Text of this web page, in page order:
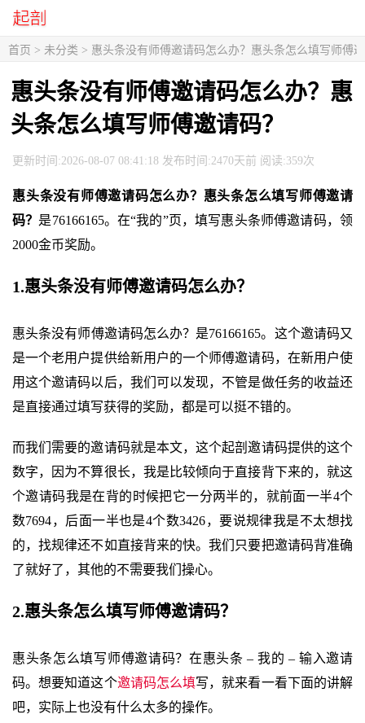
首页 > 未分类 > 惠头条没有师傅邀请码怎么办？惠头条怎么填写师傅
惠头条没有师傅邀请码怎么办？惠
头条怎么填写师傅邀请码？
更新时间:2026-08-07 08:41:18 发布时间:2470天前 阅读:359次
惠头条没有师傅邀请码怎么办？惠头条怎么填写师傅邀请
码？ 是76166165。在“我的”页，填写惠头条师傅邀请码，领
2000金币奖励。
1.惠头条没有师傅邀请码怎么办？
惠头条没有师傅邀请码怎么办？是76166165。这个邀请码又
是一个老用户提供给新用户的一个师傅邀请码，在新用户使
用这个邀请码以后，我们可以发现，不管是做任务的收益还
是直接通过填写获得的奖励，都是可以挺不错的。
而我们需要的邀请码就是本文，这个起剖邀请码提供的这个
数字，因为不算很长，我是比较倾向于直接背下来的，就这
个邀请码我是在背的时候把它一分两半的，就前面一半4个
数7694，后面一半也是4个数3426，要说规律我是不太想找
的，找规律还不如直接背来的快。我们只要把邀请码背准确
了就好了，其他的不需要我们操心。
2.惠头条怎么填写师傅邀请码？
惠头条怎么填写师傅邀请码？在惠头条 – 我的 – 输入邀请
码。想要知道这个邀请码怎么填写，就来看一看下面的讲解
吧，实际上也没有什么太多的操作。